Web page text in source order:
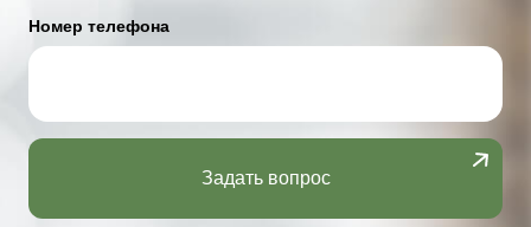
Номер телефона
Задать вопрос